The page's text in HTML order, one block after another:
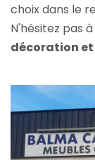
choix dans le
N'hésitez pas à
décoration